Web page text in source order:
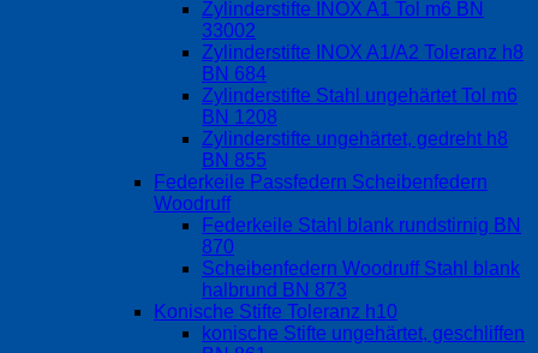
Zylinderstifte INOX A1 Tol m6 BN
33002
Zylinderstifte INOX A1/A2 Toleranz h8
BN 684
Zylinderstifte Stahl ungehärtet Tol m6
BN 1208
Zylinderstifte ungehärtet, gedreht h8
BN 855
Federkeile Passfedern Scheibenfedern
Woodruff
Federkeile Stahl blank rundstirnig BN
870
Scheibenfedern Woodruff Stahl blank
halbrund BN 873
Konische Stifte Toleranz h10
konische Stifte ungehärtet, geschliffen